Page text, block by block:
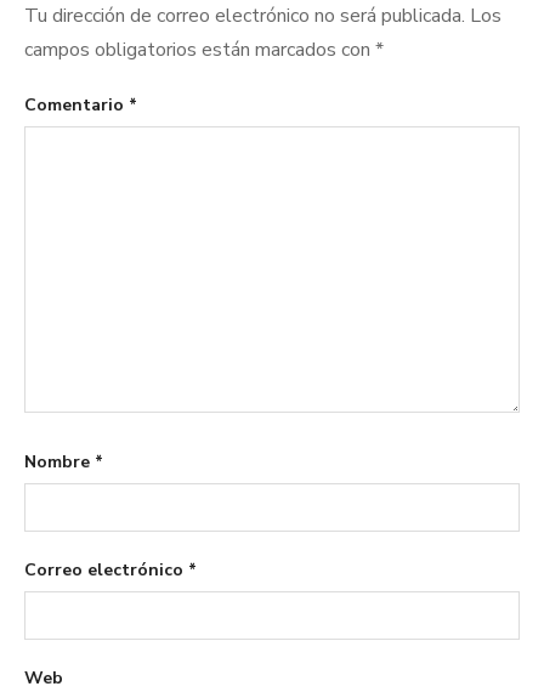
Tu dirección de correo electrónico no será publicada. Los
campos obligatorios están marcados con *
Comentario *
Nombre *
Correo electrónico *
Web